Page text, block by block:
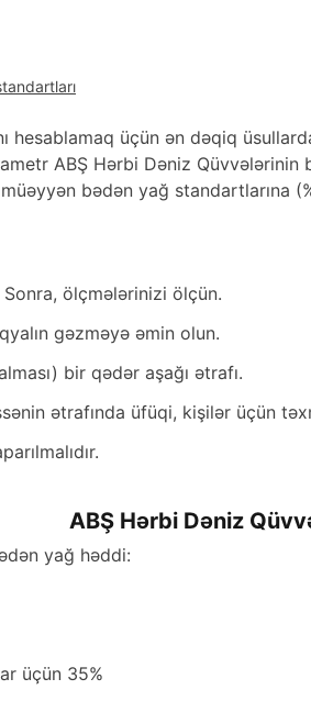
hesablamaq üçün ən dəqiq
ABŞ Hərbi Dəniz
bədən yağ standartlarına
ölçmələrinizi ölçün.
gəzməyə əmin olun.
bir qədər aşağı ətrafı.
ətrafında üfüqi, kişilər üçün
ABŞ Hərbi Dəniz
yağ həddi:
üçün 35%